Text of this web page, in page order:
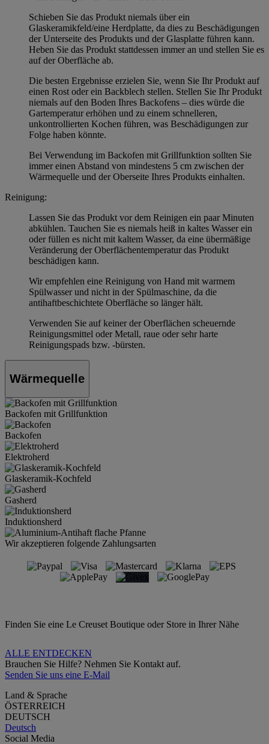
Schieben Sie das Produkt niemals über ein
Glaskeramikfeld/eine Herdplatte, da dies zu Beschädigungen
der Unterseite des Produkts und der Glasplatte führen kann.
Heben Sie das Produkt stattdessen immer an und stellen Sie es
auf der Oberfläche ab.
Die besten Ergebnisse erzielen Sie, wenn Sie Ihr Produkt auf
einen Rost oder ein Backblech stellen. Stellen Sie Ihr Produkt
niemals auf den Boden Ihres Backofens – dies würde die
Gartemperatur erhöhen und zu einem schnelleren,
unkontrollierten Kochen führen, was Beschädigungen zur
Folge haben könnte.
Bei Verwendung im Backofen mit Grillfunktion sollten Sie
immer einen Abstand von mindestens 5 cm zwischen der
Wärmequelle und der Oberseite Ihres Produkts einhalten.
Reinigung:
Lassen Sie das Produkt vor dem Reinigen ein paar Minuten
abkühlen. Tauchen Sie es niemals heiß in kaltes Wasser ein
oder füllen es nicht mit kaltem Wasser, da eine übermäßige
Veränderung der Oberflächentemperatur das Produkt
beschädigen kann.
Wir empfehlen eine Reinigung von Hand mit warmem
Spülwasser und nicht in der Spülmaschine, da die
antihaftbeschichtete Oberfläche so länger hält.
Verwenden Sie auf keiner der Oberflächen scheuernde
Reinigungsmittel oder Metall, raue oder sehr harte
Reinigungspads bzw. -bürsten.
Wärmequelle
Backofen mit Grillfunktion
Backofen
Elektroherd
Glaskeramik-Kochfeld
Gasherd
Induktionsherd
Wir akzeptieren folgende Zahlungsarten
Finden Sie eine Le Creuset Boutique oder Store in Ihrer Nähe
ALLE ENTDECKEN
Brauchen Sie Hilfe? Nehmen Sie Kontakt auf.
Senden Sie uns eine E-Mail
Land & Sprache
ÖSTERREICH
DEUTSCH
Deutsch
Social Media